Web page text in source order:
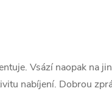
Vsází naopak na
nabíjení. Dobrou